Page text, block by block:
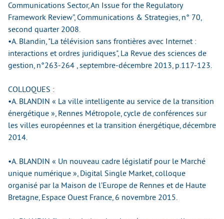
Communications Sector, An Issue for the Regulatory
Framework Review”, Communications & Strategies, n° 70,
second quarter 2008.
•A. Blandin, "La télévision sans frontières avec Internet :
interactions et ordres juridiques", La Revue des sciences de
gestion, n°263-264 , septembre-décembre 2013, p.117-123.
COLLOQUES :
•A. BLANDIN « La ville intelligente au service de la transition
énergétique », Rennes Métropole, cycle de conférences sur
les villes européennes et la transition énergétique, décembre
2014.
•A. BLANDIN « Un nouveau cadre législatif pour le Marché
unique numérique », Digital Single Market, colloque
organisé par la Maison de l’Europe de Rennes et de Haute
Bretagne, Espace Ouest France, 6 novembre 2015.